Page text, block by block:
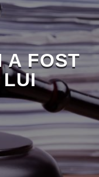
A FOST
LUI